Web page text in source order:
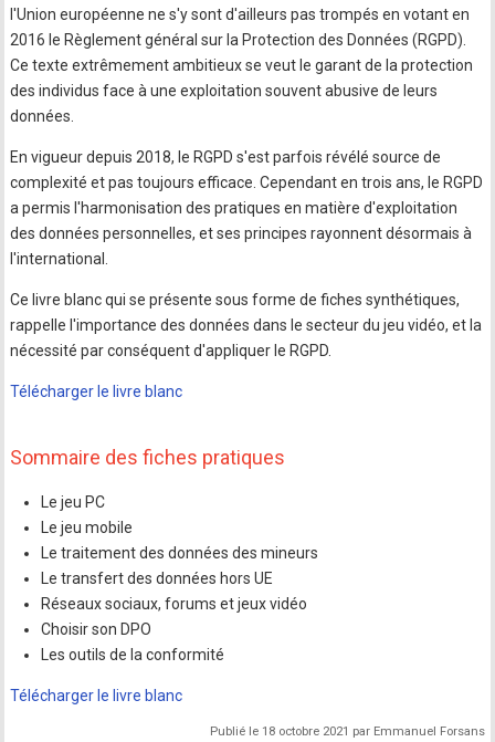
l'Union européenne ne s'y sont d'ailleurs pas trompés en votant en
2016 le Règlement général sur la Protection des Données (RGPD).
Ce texte extrêmement ambitieux se veut le garant de la protection
des individus face à une exploitation souvent abusive de leurs
données.
En vigueur depuis 2018, le RGPD s'est parfois révélé source de
complexité et pas toujours efficace. Cependant en trois ans, le RGPD
a permis l'harmonisation des pratiques en matière d'exploitation
des données personnelles, et ses principes rayonnent désormais à
l'international.
Ce livre blanc qui se présente sous forme de fiches synthétiques,
rappelle l'importance des données dans le secteur du jeu vidéo, et la
nécessité par conséquent d'appliquer le RGPD.
Télécharger le livre blanc
Sommaire des fiches pratiques
Le jeu PC
Le jeu mobile
Le traitement des données des mineurs
Le transfert des données hors UE
Réseaux sociaux, forums et jeux vidéo
Choisir son DPO
Les outils de la conformité
Télécharger le livre blanc
Publié le 18 octobre 2021 par Emmanuel Forsans